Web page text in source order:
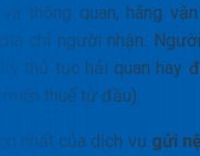
và thông quan, hãng
chỉ người nhận.
kỳ thủ tục hải quan hay
thuế từ đầu).
nhất của dịch vụ gửi